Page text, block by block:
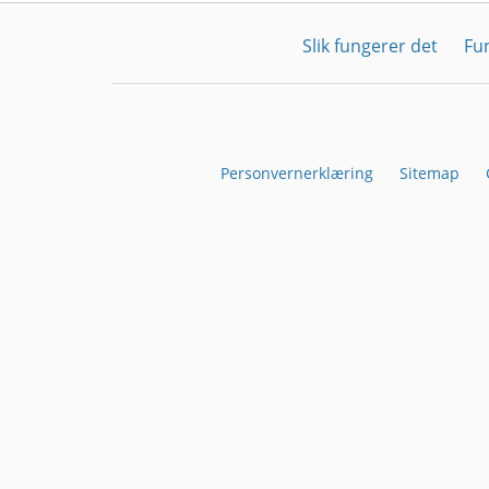
Slik fungerer det
Personvernerklæring Sitemap